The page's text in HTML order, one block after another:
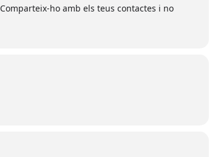
Comparteix-ho amb els teus contactes i no